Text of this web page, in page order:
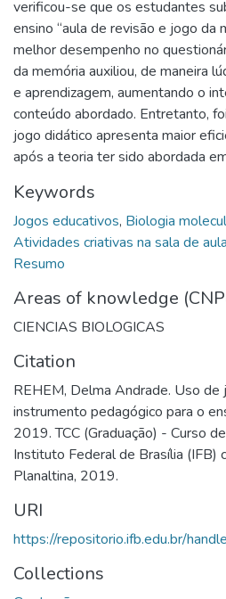
verificou-se que os estudantes
ensino “aula de revisão e jogo da
melhor desempenho no
da memória auxiliou, de maneira
e aprendizagem, aumentando o
conteúdo abordado. Entretanto,
jogo didático apresenta maior
após a teoria ter sido abordada
Keywords
Jogos educativos, Biologia
Atividades criativas na sala de aula
Resumo
Areas of knowledge
CIENCIAS BIOLOGICAS
Citation
REHEM, Delma Andrade. Uso de
instrumento pedagógico para o
2019. TCC (Graduação) - Curso
Instituto Federal de Brasília (IFB)
Planaltina, 2019.
URI
https://repositorio.ifb.edu.br/
Collections